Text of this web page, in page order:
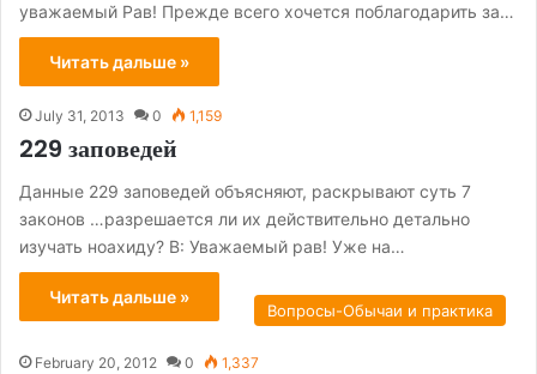
уважаемый Рав! Прежде всего хочется поблагодарить за…
Читать дальше »
July 31, 2013 0 1,159
229 заповедей
Данные 229 заповедей объясняют, раскрывают суть 7
законов …разрешается ли их действительно детально
изучать ноахиду? В: Уважаемый рав! Уже на…
Читать дальше »
Вопросы-Обычаи и практика
February 20, 2012 0 1,337